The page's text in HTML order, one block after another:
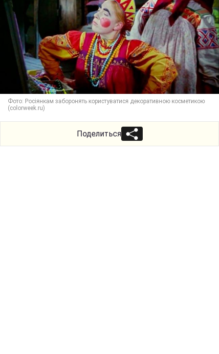
Фото: Росіянкам заборонять користуватися декоративною косметикою
(colorweek.ru)
Поделиться